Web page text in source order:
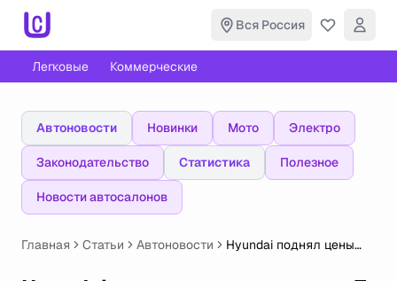
Вся Россия
Легковые Коммерческие
Автоновости Новинки Мото Электро
Законодательство Статистика Полезное
Новости автосалонов
Главная Статьи Автоновости
Hyundai поднял цены